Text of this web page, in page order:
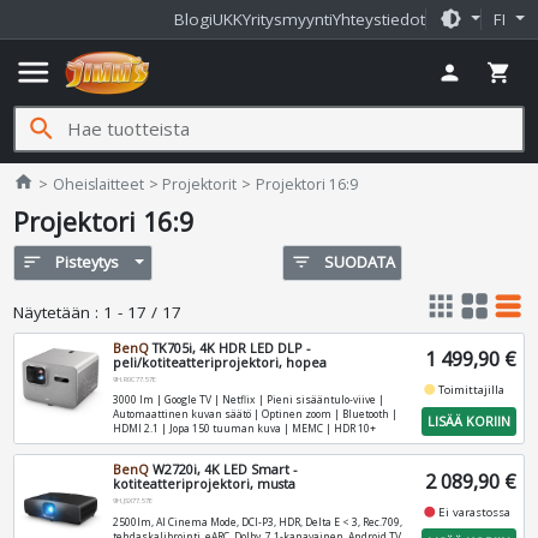
BlogiUKKYritysmyyntiYhteystiedot brightness_medium FI
menu person shopping_cart
search
home Jimms.fi
Oheislaitteet Projektorit Projektori 16:9
Projektori 16:9
sort Pisteytys filter_list SUODATA
Näytetään : 1 - 17 / 17 apps grid_view table_rows
BenQTK705i, 4K HDR LED DLP -
peli/kotiteatteriprojektori, hopea
9H.R0C77.57E
3000 lm | Google TV | Netflix | Pieni sisääntulo-viive |
Automaattinen kuvan säätö | Optinen zoom | Bluetooth |
HDMI 2.1 | Jopa 150 tuuman kuva | MEMC | HDR 10+
1 499,90 €
fiber_manual_recordToimittajilla
LISÄÄ KORIIN
BenQ W2720i, 4K LED Smart -
kotiteatteriprojektori, musta
9H.JSX77.57E
2500lm, AI Cinema Mode, DCI-P3, HDR, Delta E < 3, Rec.709,
2 089,90 €
fiber_manual_record Ei varastossa